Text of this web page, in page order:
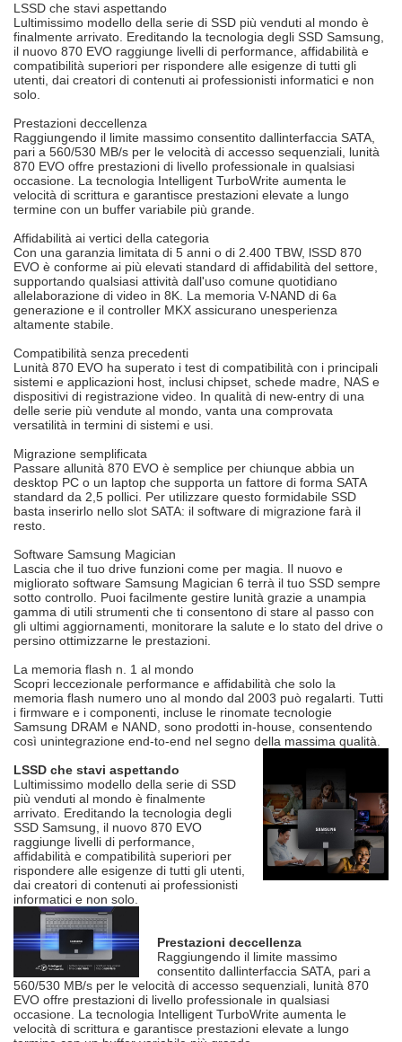
LSSD che stavi aspettando
Lultimissimo modello della serie di SSD più venduti al mondo è
finalmente arrivato. Ereditando la tecnologia degli SSD Samsung,
il nuovo 870 EVO raggiunge livelli di performance, affidabilità e
compatibilità superiori per rispondere alle esigenze di tutti gli
utenti, dai creatori di contenuti ai professionisti informatici e non
solo.
Prestazioni deccellenza
Raggiungendo il limite massimo consentito dallinterfaccia SATA,
pari a 560/530 MB/s per le velocità di accesso sequenziali, lunità
870 EVO offre prestazioni di livello professionale in qualsiasi
occasione. La tecnologia Intelligent TurboWrite aumenta le
velocità di scrittura e garantisce prestazioni elevate a lungo
termine con un buffer variabile più grande.
Affidabilità ai vertici della categoria
Con una garanzia limitata di 5 anni o di 2.400 TBW, lSSD 870
EVO è conforme ai più elevati standard di affidabilità del settore,
supportando qualsiasi attività dall'uso comune quotidiano
allelaborazione di video in 8K. La memoria V-NAND di 6a
generazione e il controller MKX assicurano unesperienza
altamente stabile.
Compatibilità senza precedenti
Lunità 870 EVO ha superato i test di compatibilità con i principali
sistemi e applicazioni host, inclusi chipset, schede madre, NAS e
dispositivi di registrazione video. In qualità di new-entry di una
delle serie più vendute al mondo, vanta una comprovata
versatilità in termini di sistemi e usi.
Migrazione semplificata
Passare allunità 870 EVO è semplice per chiunque abbia un
desktop PC o un laptop che supporta un fattore di forma SATA
standard da 2,5 pollici. Per utilizzare questo formidabile SSD
basta inserirlo nello slot SATA: il software di migrazione farà il
resto.
Software Samsung Magician
Lascia che il tuo drive funzioni come per magia. Il nuovo e
migliorato software Samsung Magician 6 terrà il tuo SSD sempre
sotto controllo. Puoi facilmente gestire lunità grazie a unampia
gamma di utili strumenti che ti consentono di stare al passo con
gli ultimi aggiornamenti, monitorare la salute e lo stato del drive o
persino ottimizzarne le prestazioni.
La memoria flash n. 1 al mondo
Scopri leccezionale performance e affidabilità che solo la
memoria flash numero uno al mondo dal 2003 può regalarti. Tutti
i firmware e i componenti, incluse le rinomate tecnologie
Samsung DRAM e NAND, sono prodotti in-house, consentendo
così unintegrazione end-to-end nel segno della massima qualità.
LSSD che stavi aspettando
Lultimissimo modello della serie di SSD
più venduti al mondo è finalmente
arrivato. Ereditando la tecnologia degli
SSD Samsung, il nuovo 870 EVO
raggiunge livelli di performance,
affidabilità e compatibilità superiori per
rispondere alle esigenze di tutti gli utenti,
dai creatori di contenuti ai professionisti
informatici e non solo.
Prestazioni deccellenza
Raggiungendo il limite massimo
consentito dallinterfaccia SATA, pari a
560/530 MB/s per le velocità di accesso sequenziali, lunità 870
EVO offre prestazioni di livello professionale in qualsiasi
occasione. La tecnologia Intelligent TurboWrite aumenta le
velocità di scrittura e garantisce prestazioni elevate a lungo